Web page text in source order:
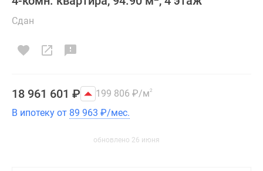
Сдан
18 961 601 ₽ 199 806 ₽/м2
В ипотеку от 89 963 ₽/мес.
обновлено 26 июня